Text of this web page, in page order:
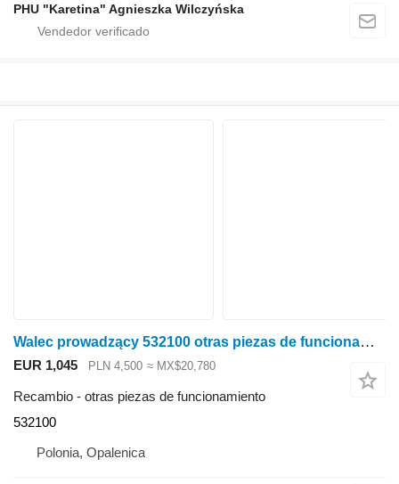
PHU "Karetina" Agnieszka Wilczyńska
Walec prowadzący 532100 otras piezas de funcionamiento para Claas Tucano cosechadora de cereales
EUR 1,045 PLN 4,500 ≈ MX$20,780
Recambio - otras piezas de funcionamiento
532100
Polonia, Opalenica